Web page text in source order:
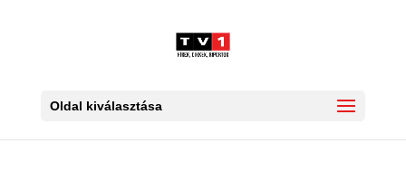
Oldal kiválasztása